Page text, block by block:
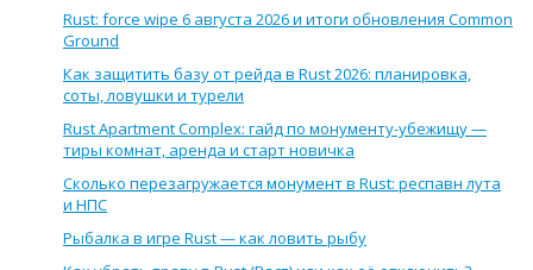
Rust: force wipe 6 августа 2026 и итоги обновления Common
Ground
Как защитить базу от рейда в Rust 2026: планировка,
соты, ловушки и турели
Rust Apartment Complex: гайд по монументу-убежищу —
тиры комнат, аренда и старт новичка
Сколько перезагружается монумент в Rust: респавн лута
и НПС
Рыбалка в игре Rust — как ловить рыбу